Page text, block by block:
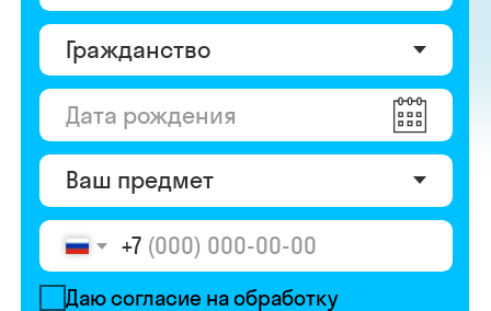
Даю согласие наобработку
Даю согласие наполучение рекламы
Перейти к анкете